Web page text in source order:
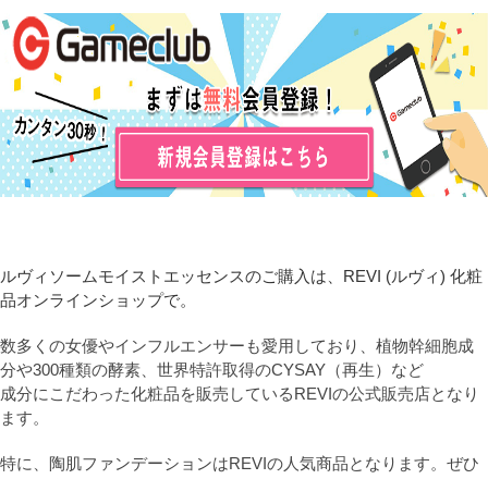
ルヴィソームモイストエッセンスのご購入は、REVI (ルヴィ) 化粧
品オンラインショップで。
数多くの女優やインフルエンサーも愛用しており、植物幹細胞成
分や300種類の酵素、世界特許取得のCYSAY（再生）など
成分にこだわった化粧品を販売しているREVIの公式販売店となり
ます。
特に、陶肌ファンデーションはREVIの人気商品となります。ぜひ